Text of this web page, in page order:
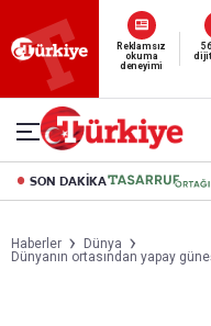
SON DAKİKA
Haberler
Dünya
Dünyanın ortasından yapay